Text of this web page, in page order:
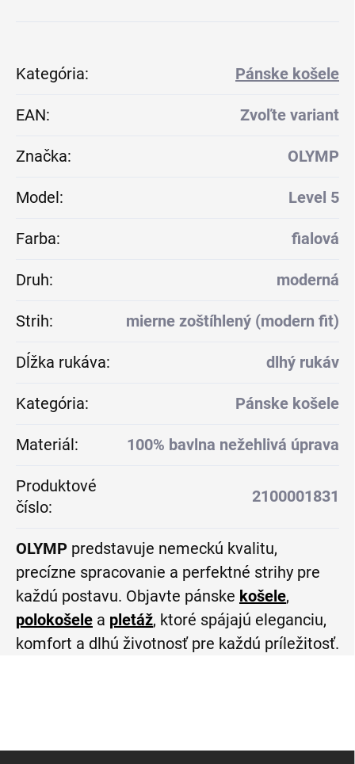
Kategória: Pánske košele
EAN: Zvoľte variant
Značka: OLYMP
Model: Level 5
Farba: fialová
Druh: moderná
Strih: mierne zoštíhlený (modern fit)
Dĺžka rukáva: dlhý rukáv
Kategória: Pánske košele
Materiál: 100% bavlna nežehlivá úprava
Produktové
číslo:
2100001831
OLYMP predstavuje nemeckú kvalitu,
precízne spracovanie a perfektné strihy pre
každú postavu. Objavte pánske košele,
polokošele a pletáž, ktoré spájajú eleganciu,
komfort a dlhú životnosť pre každú príležitosť.